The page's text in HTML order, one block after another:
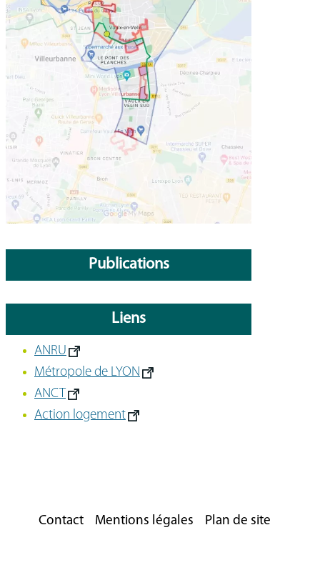
Publications
Liens
ANRU
Métropole de LYON
ANCT
Action logement
Contact Mentions légales Plan de site